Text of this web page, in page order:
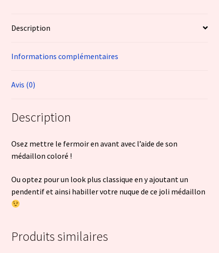
Description
Informations complémentaires
Avis (0)
Description
Osez mettre le fermoir en avant avec l’aide de son
médaillon coloré !
Ou optez pour un look plus classique en y ajoutant un
pendentif et ainsi habiller votre nuque de ce joli médaillon
Produits similaires